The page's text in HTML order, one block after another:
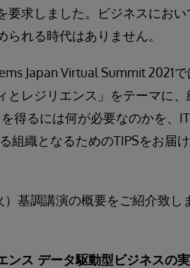
求しました。ビジネスにおい
れる時代はありません。
Japan Virtual Summit 2021
とレジリエンス」をテーマに、
得るには何が必要なのかを、
組織となるためのTIPSをお届
基調講演の概要をご紹介致し
ンス データ駆動型ビジネスの